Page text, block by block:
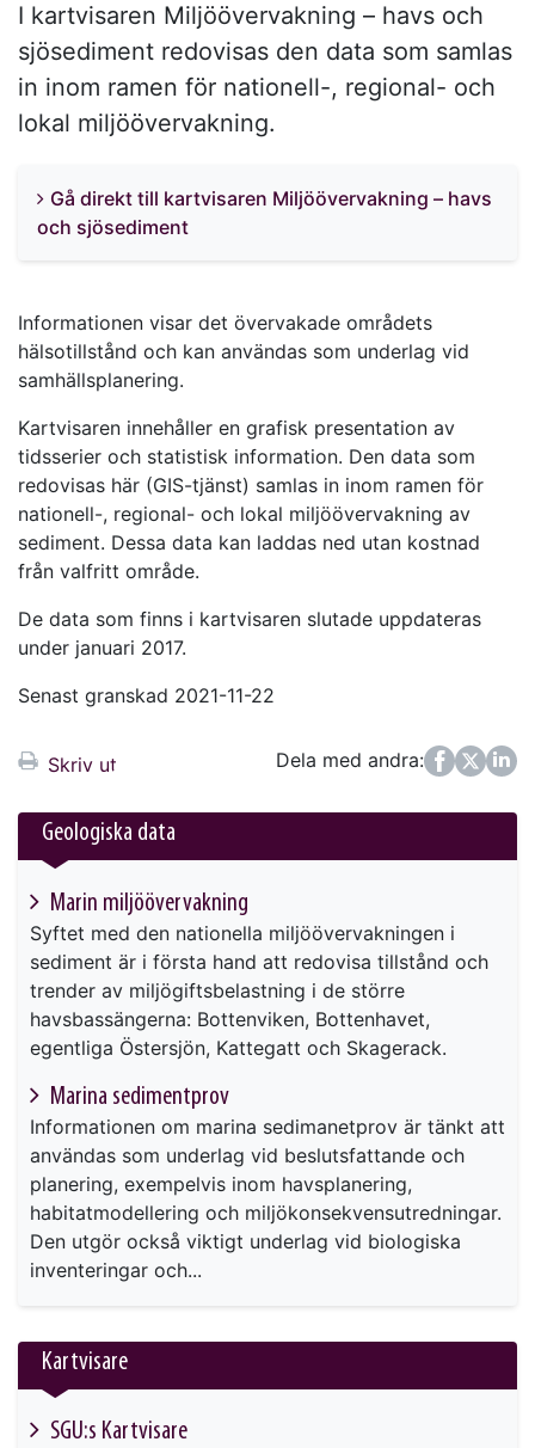
I kartvisaren Miljöövervakning – havs och
sjösediment redovisas den data som samlas
in inom ramen för nationell-, regional- och
lokal miljöövervakning.
Gå direkt till kartvisaren Miljöövervakning – havs
och sjösediment
Informationen visar det övervakade områdets
hälsotillstånd och kan användas som underlag vid
samhällsplanering.
Kartvisaren innehåller en grafisk presentation av
tidsserier och statistisk information. Den data som
redovisas här (GIS-tjänst) samlas in inom ramen för
nationell-, regional- och lokal miljöövervakning av
sediment. Dessa data kan laddas ned utan kostnad
från valfritt område.
De data som finns i kartvisaren slutade uppdateras
under januari 2017.
Senast granskad 2021-11-22
Skriv ut Dela med andra:
FacebookTwitter
LinkedIn
Geologiska data
Marin miljöövervakning
Syftet med den nationella miljöövervakningen i
sediment är i första hand att redovisa tillstånd och
trender av miljögiftsbelastning i de större
havsbassängerna: Bottenviken, Bottenhavet,
egentliga Östersjön, Kattegatt och Skagerack.
Marina sedimentprov
Informationen om marina sedimanetprov är tänkt att
användas som underlag vid beslutsfattande och
planering, exempelvis inom havsplanering,
habitatmodellering och miljökonsekvensutredningar.
Den utgör också viktigt underlag vid biologiska
inventeringar och...
Kartvisare
SGU:s Kartvisare